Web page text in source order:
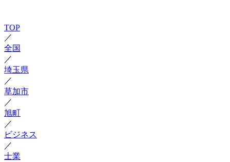
TOP
／
全国
／
埼玉県
／
草加市
／
旭町
／
ビジネス
／
士業